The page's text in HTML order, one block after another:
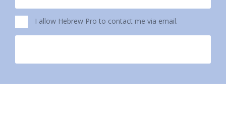
I allow Hebrew Pro to contact me via email.